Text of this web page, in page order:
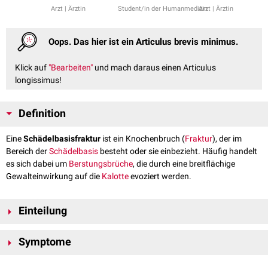
Arzt | Ärztin Student/in der HumanmedizinArzt | Ärztin
Oops. Das hier ist ein Articulus brevis minimus.
Klick auf "Bearbeiten" und mach daraus einen Articulus
longissimus!
Definition
EineSchädelbasisfraktur ist ein Knochenbruch (Fraktur), der im
Bereich derSchädelbasis besteht oder sie einbezieht. Häufig handelt
es sich dabei um Berstungsbrüche, die durch eine breitflächige
Gewalteinwirkung auf die Kalotteevoziert werden.
Einteilung
Frontobasale Frakturen
Symptome